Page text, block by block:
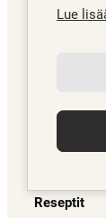
Puh. 08
Reseptit
Lue